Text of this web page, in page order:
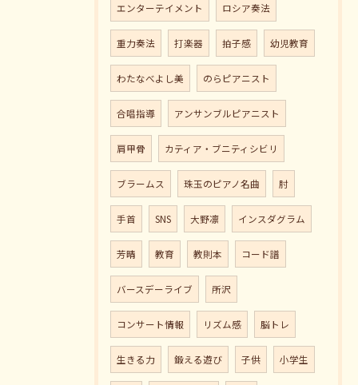
エンターテイメント ロシア奏法
重力奏法 打楽器 拍子感 幼児教育
わたなべよし美 のらピアニスト
合唱指導 アンサンブルピアニスト
肩甲骨 カティア・ブニティシビリ
ブラームス 珠玉のピアノ名曲 肘
手首 SNS 大野凛 インスダグラム
芳晴 教育 教則本 コード譜
バースデーライブ 所沢
コンサート情報 リズム感 脳トレ
生きる力 鍛える遊び 子供 小学生